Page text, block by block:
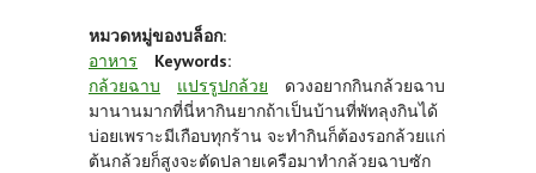
หมวดหมู่ของบล็อก:
อาหาร
Keywords:
กล้วยฉาบ
แปรรูปกล้วย
ดวงอยากกินกล้วยฉาบ
มานานมากที่นี่หากินยากถ้าเป็นบ้านที่พัทลุงกินได้
บ่อยเพราะมีเกือบทุกร้าน จะทำกินก็ต้องรอกล้วยแก่
ต้นกล้วยก็สูงจะตัดปลายเครือมาทำกล้วยฉาบซัก